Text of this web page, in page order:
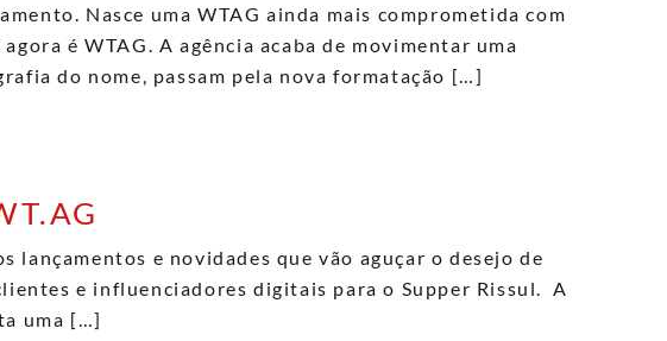
Nasce uma WTAG ainda mais comprometida com
é WTAG. A agência acaba de movimentar uma
do nome, passam pela nova formatação […]
e novidades que vão aguçar o desejo de
e influenciadores digitais para o Supper Rissul. A
uma […]